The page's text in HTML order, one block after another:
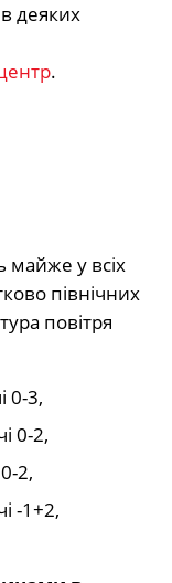
деяких
.
майже у всіх
північних
повітря
0-3,
0-2,
2,
-1+2,